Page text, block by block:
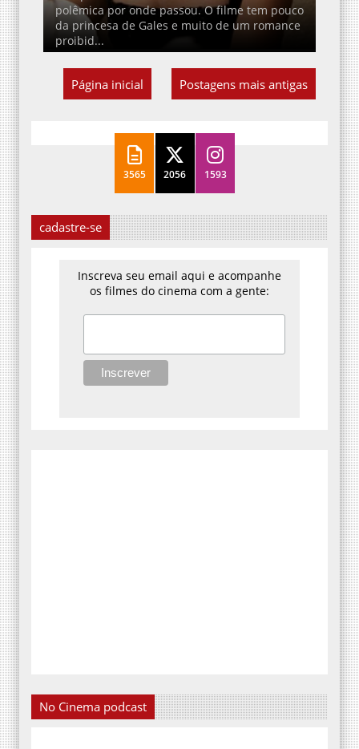
polêmica por onde passou. O filme tem pouco
da princesa de Gales e muito de um romance
proibid...
Postagens mais antigas
Página inicial
3565 2056 1593
cadastre-se
Inscreva seu email aqui e acompanhe
os filmes do cinema com a gente:
No Cinema podcast